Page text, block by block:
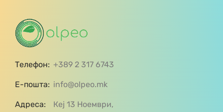
Телефон: +389 2 317 6743
Е-пошта: info@olpeo.mk
Адреса:
Кеј 13 Ноември,